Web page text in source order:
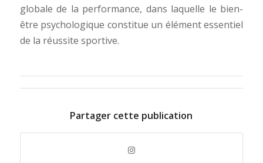
globale de la performance, dans laquelle le bien-
être psychologique constitue un élément essentiel
de la réussite sportive.
Partager cette publication